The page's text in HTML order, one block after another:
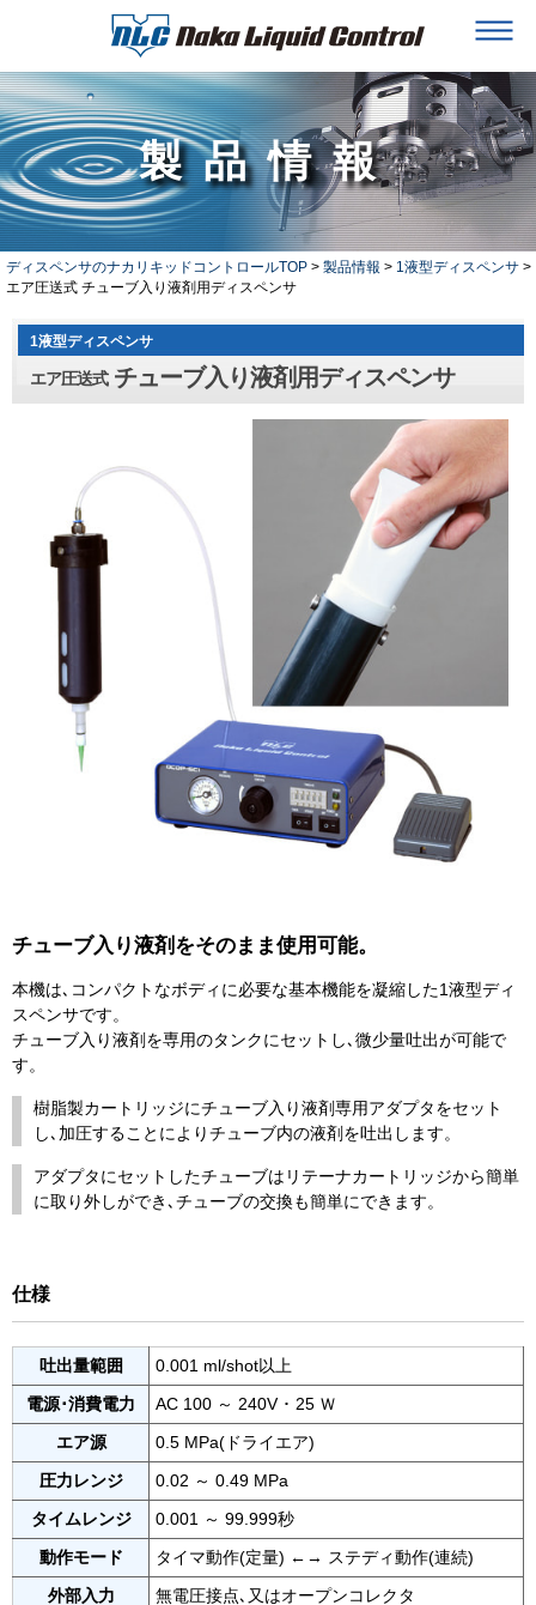
製品情報
ディスペンサのナカリキッドコントロールTOP > 製品情報 > 1液型ディスペンサ >
エア圧送式 チューブ入り液剤用ディスペンサ
1液型ディスペンサ
エア圧送式 チューブ入り液剤用ディスペンサ
チューブ入り液剤をそのまま使用可能。
本機は､コンパクトなボディに必要な基本機能を凝縮した1液型ディ
スペンサです。
チューブ入り液剤を専用のタンクにセットし､微少量吐出が可能で
す。
樹脂製カートリッジにチューブ入り液剤専用アダプタをセット
し､加圧することによりチューブ内の液剤を吐出します。
アダプタにセットしたチューブはリテーナカートリッジから簡単
に取り外しができ､チューブの交換も簡単にできます。
仕様
吐出量範囲
0.001 ml/shot以上
電源･消費電力
AC 100 ～ 240V ･ 25 Ｗ
エア源
0.5 MPa(ドライエア)
圧力レンジ
0.02 ～ 0.49 MPa
タイムレンジ
0.001 ～ 99.999秒
動作モード
タイマ動作(定量) ←→ ステディ動作(連続)
外部入力
無電圧接点､又はオープンコレクタ